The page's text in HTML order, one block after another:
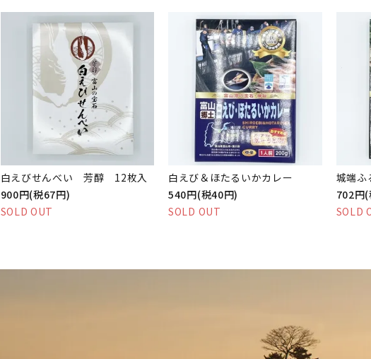
白えびせんべい 芳醇 12枚入
900円(税67円)
SOLD OUT
白えび＆ほたるいかカレー
540円(税40円)
SOLD OUT
城端ふ
702円
SOLD